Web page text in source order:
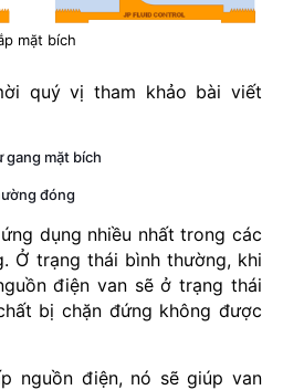
mặt bích
quý vị tham khảo bài viết
gang mặt bích
đóng
dụng nhiều nhất trong các
Ở trạng thái bình thường, khi
điện van sẽ ở trạng thái
bị chặn đứng không được
nguồn điện, nó sẽ giúp van